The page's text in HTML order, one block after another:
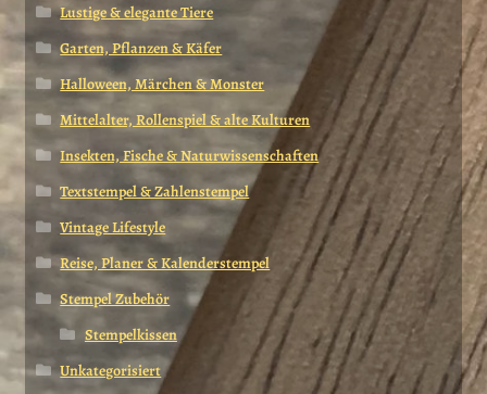
Lustige & elegante Tiere
Garten, Pflanzen & Käfer
Halloween, Märchen & Monster
Mittelalter, Rollenspiel & alte Kulturen
Insekten, Fische & Naturwissenschaften
Textstempel & Zahlenstempel
Vintage Lifestyle
Reise, Planer & Kalenderstempel
Stempel Zubehör
Stempelkissen
Unkategorisiert